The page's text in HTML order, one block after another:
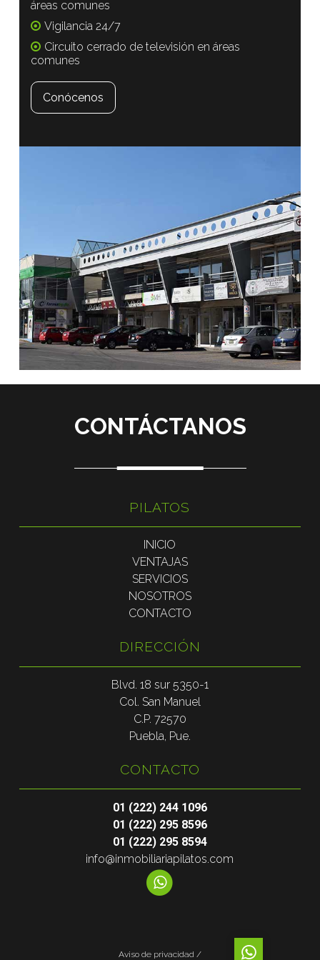
áreas comunes
Vigilancia 24/7
Circuito cerrado de televisión en áreas
comunes
Conócenos
CONTÁCTANOS
PILATOS
INICIO
VENTAJAS
SERVICIOS
NOSOTROS
CONTACTO
DIRECCIÓN
Blvd. 18 sur 5350-1
Col. San Manuel
C.P. 72570
Puebla, Pue.
CONTACTO
01 (222) 244 1096
01 (222) 295 8596
01 (222) 295 8594
info@inmobiliariapilatos.com
Aviso de privacidad /